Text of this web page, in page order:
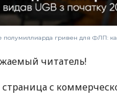
полумиллиарда гривен для ФЛП:
читатель!
страница с